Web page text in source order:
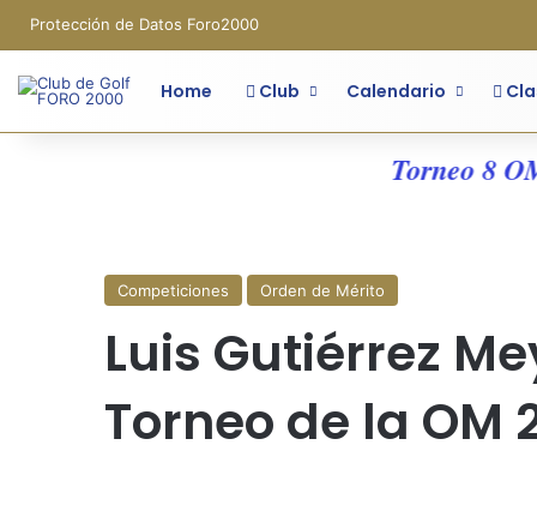
Protección de Datos Foro2000
Home Club Calendario
Torneo 8
Competiciones Orden de Mérito
Luis Gutiérrez
Torneo de la OM